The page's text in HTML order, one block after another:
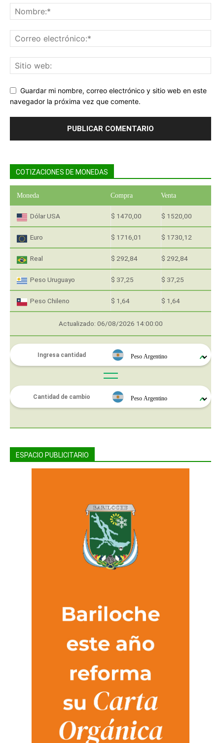
Guardar mi nombre, correo electrónico y sitio web en este
navegador la próxima vez que comente.
COTIZACIONES DE MONEDAS
Moneda Compra Venta
Dólar USA $ 1470,00 $ 1520,00
Euro $ 1716,01 $ 1730,12
Real $ 292,84 $ 292,84
Peso Uruguayo $ 37,25 $ 37,25
Peso Chileno $ 1,64 $ 1,64
Actualizado: 06/08/2026 14:00:00
ESPACIO PUBLICITARIO